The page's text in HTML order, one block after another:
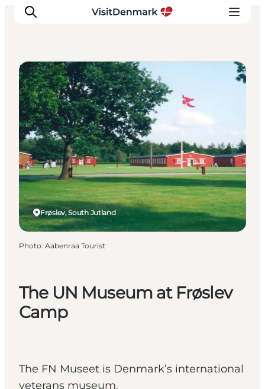
Inspirations
Destinations
Quoi faire
Hébergements
Planifiez votre voyage
The UN Museum at Frøslev
Camp
The FN Museet is Denmark’s international
veterans museum.
Frøslev, South Jutland
Museums
Photo: Aabenraa Tourist